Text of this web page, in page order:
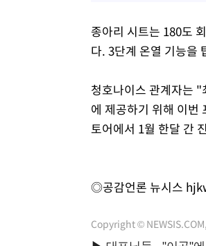
종아리 시트는 180도
다. 3단계 온열 기능을
청호나이스 관계자는
에 제공하기 위해 이번
토어에서 1월 한달 간
◎공감언론 뉴시스
Copyright ©